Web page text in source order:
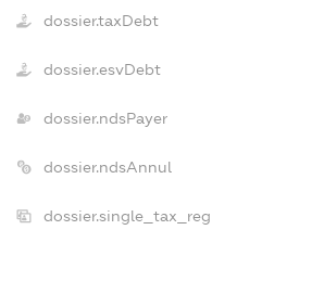
dossier.taxDebt
dossier.esvDebt
dossier.ndsPayer
dossier.ndsAnnul
dossier.single_tax_reg